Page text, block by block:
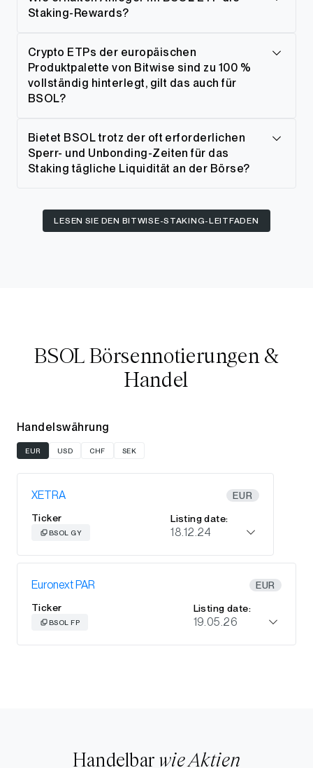
Staking-Rewards?
Crypto ETPs der europäischen
Produktpalette von Bitwise sind zu 100 %
vollständig hinterlegt, gilt das auch für
BSOL?
Bietet BSOL trotz der oft erforderlichen
Sperr- und Unbonding-Zeiten für das
Staking tägliche Liquidität an der Börse?
LESEN SIE DEN BITWISE-STAKING-LEITFADEN
BSOL Börsennotierungen &
Handel
Handelswährung
EUR USD CHF SEK
XETRA
EUR
Ticker
BSOL GY
Listing date:
18.12.24
Euronext PAR
EUR
Ticker
BSOL FP
Listing date:
19.05.26
Handelbar wie Aktien